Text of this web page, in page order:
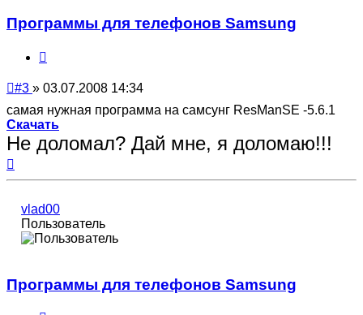
Программы для телефонов Samsung
Непрочитанное
#3 » 03.07.2008 14:34
самая нужная программа на самсунг ResManSE -5.6.1
Скачать
Не доломал? Дай мне, я доломаю!!!
vlad00
Пользователь
Программы для телефонов Samsung